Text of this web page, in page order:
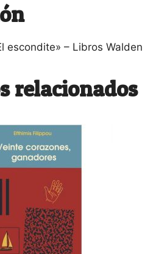
escondite» – Libros Walden
relacionados